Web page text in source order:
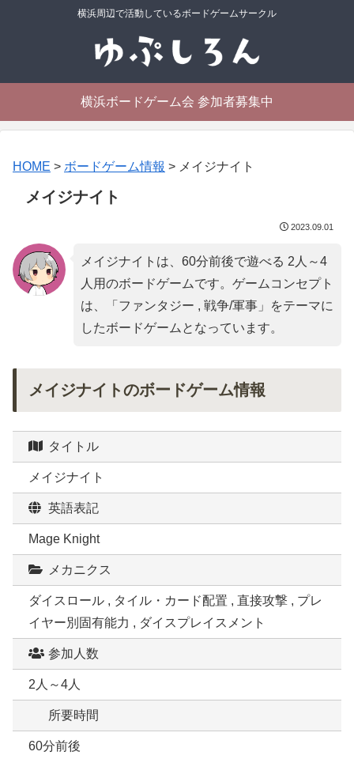
横浜周辺で活動しているボードゲームサークル
横浜ボードゲーム会 参加者募集中
HOME > ボードゲーム情報 > メイジナイト
メイジナイト
2023.09.01
メイジナイトは、60分前後で遊べる 2人～4
人用のボードゲームです。ゲームコンセプト
は、「 ファンタジー , 戦争/軍事」をテーマに
したボードゲームとなっています。
メイジナイトのボードゲーム情報
タイトル
メイジナイト
英語表記
Mage Knight
メカニクス
ダイスロール , タイル・カード配置 , 直接攻撃 , プレ
イヤー別固有能力 , ダイスプレイスメント
参加人数
2人～4人
所要時間
60分前後